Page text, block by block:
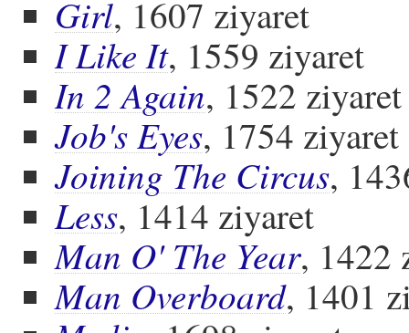
Girl, 1607 ziyaret
I Like It, 1559 ziyaret
In 2 Again, 1522 ziyaret
Job's Eyes, 1754 ziyaret
Joining The Circus,
Less, 1414 ziyaret
Man O' The Year, 1422
Man Overboard, 1401